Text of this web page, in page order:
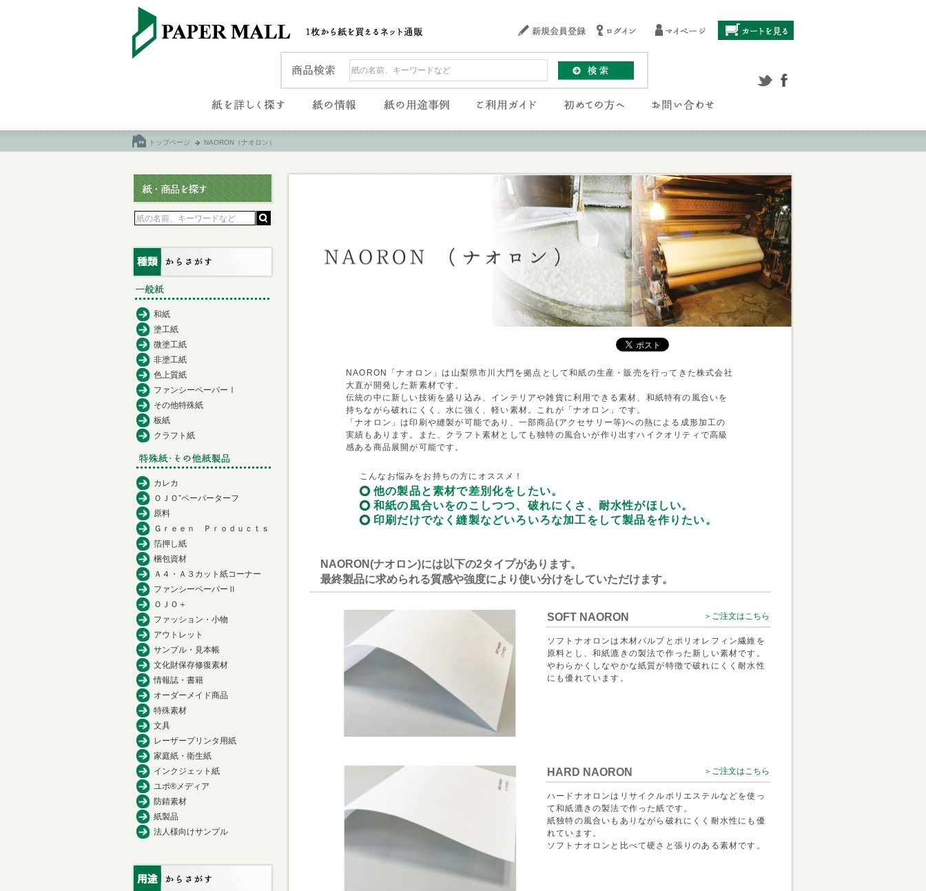
トップページ NAORON（ナオロン）
NAORON「ナオロン」は山梨県市川大門を拠点として和紙の生産・販売を行ってきた株式会社
大直が開発した新素材です。
伝統の中に新しい技術を盛り込み、インテリアや雑貨に利用できる素材、和紙特有の風合いを
持ちながら破れにくく、水に強く、軽い素材。これが「ナオロン」です。
「ナオロン」は印刷や縫製が可能であり、一部商品(アクセサリー等)への熱による成形加工の
実績もあります。また、クラフト素材としても独特の風合いが作り出すハイクオリティで高級
感ある商品展開が可能です。
こんなお悩みをお持ちの方にオススメ！
他の製品と素材で差別化をしたい。
和紙の風合いをのこしつつ、破れにくさ、耐水性がほしい。
印刷だけでなく縫製などいろいろな加工をして製品を作りたい。
NAORON(ナオロン)には以下の2タイプがあります。
最終製品に求められる質感や強度により使い分けをしていただけます。
SOFT NAORON ＞ご注文はこちら
ソフトナオロンは木材パルプとポリオレフィン繊維を
原料とし、和紙漉きの製法で作った新しい素材です。
やわらかくしなやかな紙質が特徴で破れにくく耐水性
にも優れています。
HARD NAORON ＞ご注文はこちら
ハードナオロンはリサイクルポリエステルなどを使っ
て和紙漉きの製法で作った紙です。
紙独特の風合いもありながら破れにくく耐水性にも優
れています。
ソフトナオロンと比べて硬さと張りのある素材です。
和紙
塗工紙
微塗工紙
非塗工紙
色上質紙
ファンシーペーパーⅠ
その他特殊紙
板紙
クラフト紙
カレカ
ＯＪＯ⁺ペーパーターフ
原料
Ｇｒｅｅｎ Ｐｒｏｄｕｃｔｓ
箔押し紙
梱包資材
Ａ４・Ａ３カット紙コーナー
ファンシーペーパーⅡ
ＯＪＯ＋
ファッション・小物
アウトレット
サンプル・見本帳
文化財保存修復素材
情報誌・書籍
オーダーメイド商品
特殊素材
文具
レーザープリンタ用紙
家庭紙・衛生紙
インクジェット紙
ユポ®メディア
防錆素材
紙製品
法人様向けサンプル